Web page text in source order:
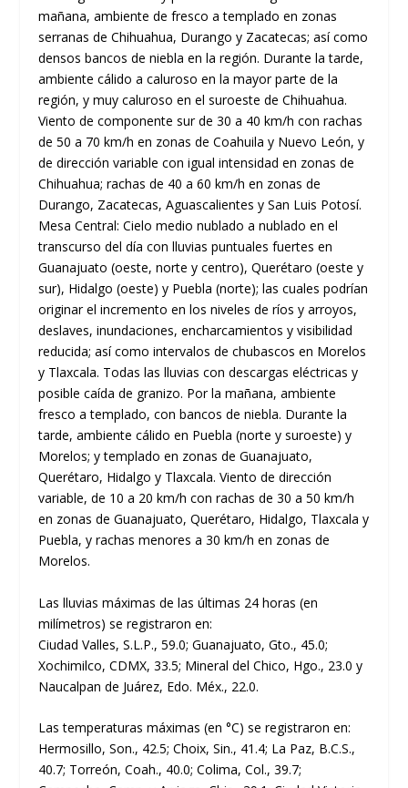
mañana, ambiente de fresco a templado en zonas
serranas de Chihuahua, Durango y Zacatecas; así como
densos bancos de niebla en la región. Durante la tarde,
ambiente cálido a caluroso en la mayor parte de la
región, y muy caluroso en el suroeste de Chihuahua.
Viento de componente sur de 30 a 40 km/h con rachas
de 50 a 70 km/h en zonas de Coahuila y Nuevo León, y
de dirección variable con igual intensidad en zonas de
Chihuahua; rachas de 40 a 60 km/h en zonas de
Durango, Zacatecas, Aguascalientes y San Luis Potosí.
Mesa Central: Cielo medio nublado a nublado en el
transcurso del día con lluvias puntuales fuertes en
Guanajuato (oeste, norte y centro), Querétaro (oeste y
sur), Hidalgo (oeste) y Puebla (norte); las cuales podrían
originar el incremento en los niveles de ríos y arroyos,
deslaves, inundaciones, encharcamientos y visibilidad
reducida; así como intervalos de chubascos en Morelos
y Tlaxcala. Todas las lluvias con descargas eléctricas y
posible caída de granizo. Por la mañana, ambiente
fresco a templado, con bancos de niebla. Durante la
tarde, ambiente cálido en Puebla (norte y suroeste) y
Morelos; y templado en zonas de Guanajuato,
Querétaro, Hidalgo y Tlaxcala. Viento de dirección
variable, de 10 a 20 km/h con rachas de 30 a 50 km/h
en zonas de Guanajuato, Querétaro, Hidalgo, Tlaxcala y
Puebla, y rachas menores a 30 km/h en zonas de
Morelos.
Las lluvias máximas de las últimas 24 horas (en
milímetros) se registraron en:
Ciudad Valles, S.L.P., 59.0; Guanajuato, Gto., 45.0;
Xochimilco, CDMX, 33.5; Mineral del Chico, Hgo., 23.0 y
Naucalpan de Juárez, Edo. Méx., 22.0.
Las temperaturas máximas (en °C) se registraron en:
Hermosillo, Son., 42.5; Choix, Sin., 41.4; La Paz, B.C.S.,
40.7; Torreón, Coah., 40.0; Colima, Col., 39.7;